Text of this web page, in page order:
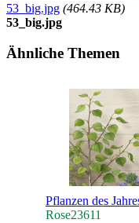
53_big.jpg (464.43 KB)
53_big.jpg
Ähnliche Themen
Pflanzen des
Rose23611